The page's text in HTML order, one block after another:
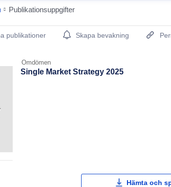
Publikationsuppgifter
Detail Actions Portlet
publikationer Skapa bevakning
Omdömen
Single Market Strategy 2025
Hämta och